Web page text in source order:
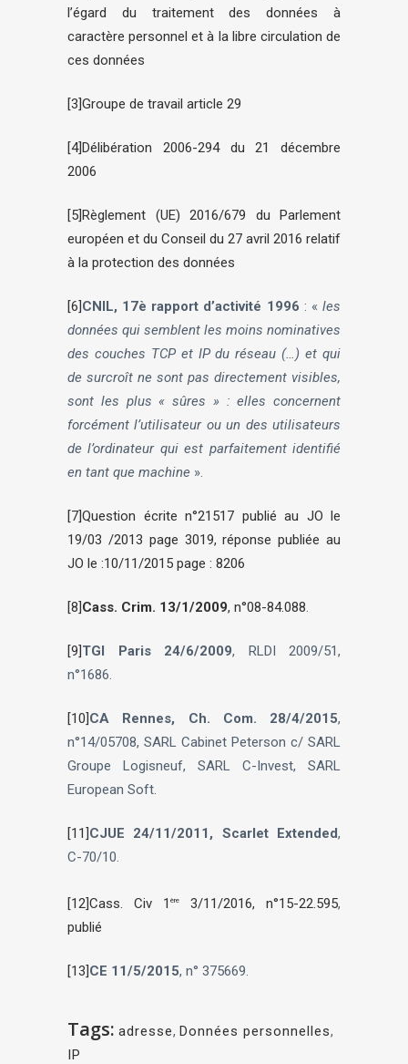
l’égard du traitement des données à
caractère personnel et à la libre circulation de
ces données
[3]Groupe de travail article 29
[4]Délibération 2006-294 du 21 décembre
2006
[5]Règlement (UE) 2016/679 du Parlement
européen et du Conseil du 27 avril 2016 relatif
à la protection des données
[6]CNIL, 17è rapport d’activité 1996 : «les
données qui semblent les moins nominatives
des couches TCP et IP du réseau (…) et qui
de surcroît ne sont pas directement visibles,
sont les plus « sûres » : elles concernent
forcément l’utilisateur ou un des utilisateurs
de l’ordinateur qui est parfaitement identifié
en tant que machine ».
[7]Question écrite n°21517 publié au JO le
19/03 /2013 page 3019, réponse publiée au
JO le :10/11/2015 page : 8206
[8]Cass. Crim. 13/1/2009, n°08-84.088
[9]TGI Paris 24/6/2009, RLDI 2009/51,
n°1686.
[10]CA Rennes, Ch. Com. 28/4/2015,
n°14/05708, SARL Cabinet Peterson c/ SARL
Groupe Logisneuf, SARL C-Invest, SARL
European Soft.
[11]CJUE 24/11/2011, Scarlet Extended,
C-70/10.
[12]Cass. Civ 1 ère 3/11/2016, n°15-22.595,
publié
[13]CE 11/5/2015, n° 375669.
Tags: adresse, Données personnelles,
IP